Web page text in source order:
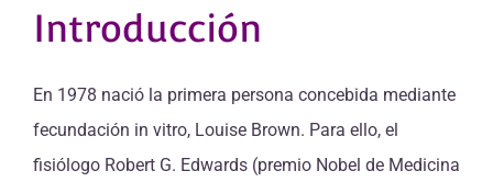
Introducción
En 1978 nació la primera persona concebida mediante
fecundación in vitro, Louise Brown. Para ello, el
fisiólogo Robert G. Edwards (premio Nobel de Medicina